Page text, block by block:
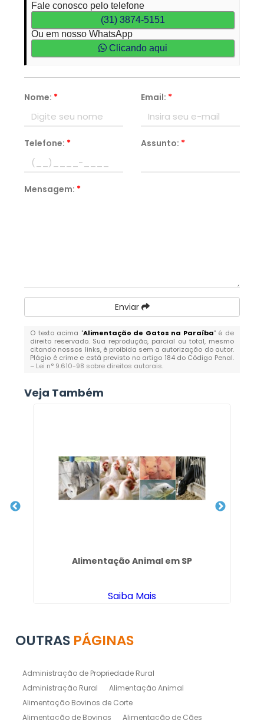
Fale conosco pelo telefone
(31) 3874-5151
Ou em nosso WhatsApp
Clicando aqui
Nome: * Email: *
Telefone: * Assunto: *
Mensagem: *
Enviar
O texto acima "Alimentação de Gatos na Paraíba" é de
direito reservado. Sua reprodução, parcial ou total, mesmo
citando nossos links, é proibida sem a autorização do autor.
Plágio é crime e está previsto no artigo 184 do Código Penal.
– Lei n° 9.610-98 sobre direitos autorais.
Veja Também
Alimentação Animal em SP
Saiba Mais
OUTRAS PÁGINAS
Administração de Propriedade Rural
Administração Rural
Alimentação Animal
Alimentação Bovinos de Corte
Alimentação de Bovinos
Alimentação de Cães